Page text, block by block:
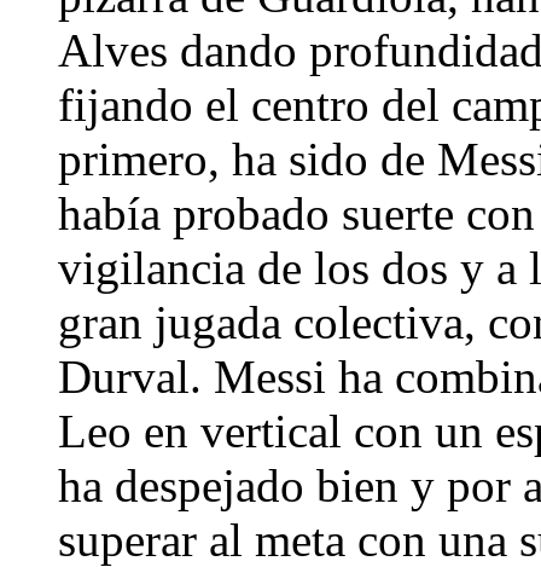
Alves dando
fijando el centro del
primero, ha sido de
había probado suerte
vigilancia de los dos y a
gran jugada colectiva,
Durval. Messi ha
Leo en vertical con un
ha despejado bien y por
superar al meta con